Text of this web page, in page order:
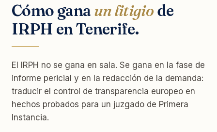
Cómo gana un litigio de
IRPH en Tenerife.
El IRPH no se gana en sala. Se gana en la fase de
informe pericial y en la redacción de la demanda:
traducir el control de transparencia europeo en
hechos probados para un juzgado de Primera
Instancia.